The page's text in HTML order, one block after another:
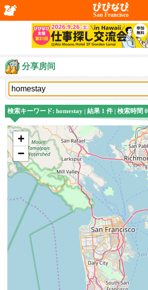
San Francisco
分享房间
検索キーワード: homestay | 結果 1 件 | 検索時間
+
−